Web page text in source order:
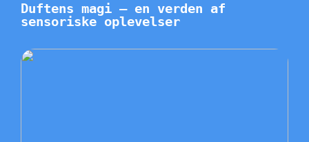
Duftens magi – en verden af
sensoriske oplevelser